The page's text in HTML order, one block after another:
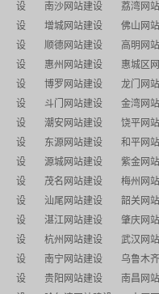
设
南沙网站建设 荔湾网
设
增城网站建设 佛山网
设
顺德网站建设 高明网
设
惠州网站建设 惠城区
设
博罗网站建设 龙门网
设
斗门网站建设 金湾网
设
潮安网站建设 饶平网
设
东源网站建设 和平网
设
源城网站建设 紫金网
设
茂名网站建设 梅州网
设
汕尾网站建设 韶关网
设
湛江网站建设 肇庆网
设
杭州网站建设 武汉网
设
南宁网站建设 乌鲁木
设
贵阳网站建设 南昌网